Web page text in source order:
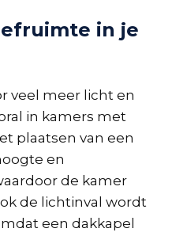
in je
veel meer licht en
in kamers met
plaatsen van een
en
de kamer
de lichtinval wordt
een dakkapel